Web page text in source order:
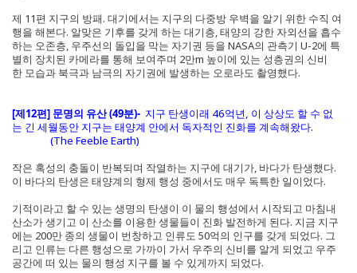
제 11편 지구의 방패. 대기에서는 지구의 다중방 우벽을 알기 위한 수직 여
행을 해본다. 알맞은 기후를 갖게 하는 대기층, 태양의 강한 자외선을 흡수
하는 오존층, 우주선의 돌입을 막는 자기권 등을 NASA의 관측기 U-2에 특
별히 장치된 카메라를 통해 보여주며 2만m 높이에 있는 성층권의 신비
한 모습과 북극과 남극의 자기권에 발생하는 오로라도 촬영했다.
[제12편] 문명의 유산 (49분)- 지구 탄생이래 46억년, 이 상상도 할 수 없
는 긴 세월동안 지구는 태양계 안에서 독자적인 진화를 계속해왔다.
(The Feeble Earth)
작은 혹성의 충돌이 반복되며 작열하는 지구에 대기가, 바다가 탄생했다.
이 바다의 탄생은 태양계의 형제 행성 중에서도 매우 독특한 일이었다.
기적이라고 할 수 있는 생명의 탄생이 이 물의 행성에서 시작되고 마침내
산소가 생기고 이 산소를 이용한 생물들이 진화 발전하게 된다. 지금 지구
에는 200만 종의 생물이 번창하고 인류도 50억의 인구를 갖게 되었다. 그
리고 인류는 다른 행성으로 가까이 가서 우주의 신비를 알게 되었고 우주
공간에 떠 있는 물의 행성 지구를 볼 수 있게까지 되었다.